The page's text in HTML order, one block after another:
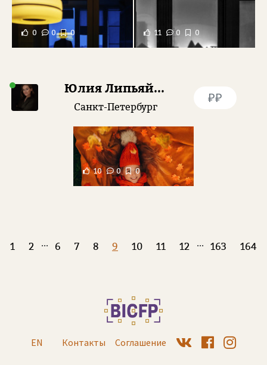
0 0 0 11 0 0
Юлия Липьяйнен
Санкт-Петербург
₽₽
10 0 0
1 2 ... 6 7 8 9 10 11 12 ... 163 164
EN Контакты Соглашение